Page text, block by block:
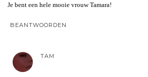
Je bent een hele mooie vrouw Tamara!
BEANTWOORDEN
TAM